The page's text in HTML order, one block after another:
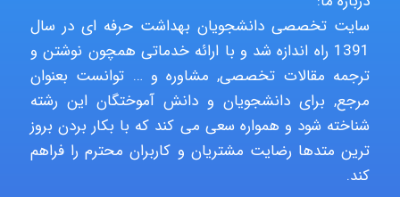
malekf
abolfazlkoshehe
سایت تخصصی دانشجویان بهداشت حرفه ای در سال
1391 راه اندازه شد و با ارائه خدماتی همچون نوشتن و
ترجمه مقالات تخصصی, مشاوره و … توانست بعنوان
مرجع, برای دانشجویان و دانش آموختگان این رشته
شناخته شود و همواره سعی می کند که با بکار بردن بروز
ترین متدها رضایت مشتریان و کاربران محترم را فراهم
کند.